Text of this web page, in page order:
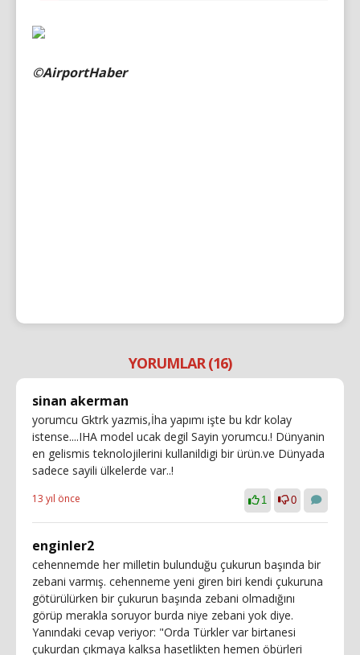
©AirportHaber
YORUMLAR (16)
sinan akerman
yorumcu Gktrk yazmis,İha yapımı işte bu kdr kolay
istense....IHA model ucak degil Sayin yorumcu.! Dünyanin
en gelismis teknolojilerini kullanildigi bir ürün.ve Dünyada
sadece sayili ülkelerde var..!
13 yıl önce 1 0
enginler2
cehennemde her milletin bulunduğu çukurun başında bir
zebani varmış. cehenneme yeni giren biri kendi çukuruna
götürülürken bir çukurun başında zebani olmadığını
görüp merakla soruyor burda niye zebani yok diye.
Yanındaki cevap veriyor: "Orda Türkler var birtanesi
çukurdan çıkmaya kalksa hasetlikten hemen öbürleri